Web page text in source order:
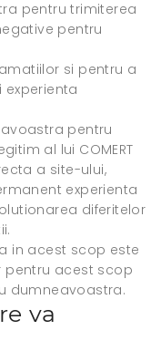
pentru trimiterea
pentru
si pentru a
pentru
al lui COMERT
a site-ului,
experienta
diferitelor
in acest scop este
pentru acest scop
dumneavoastra.
va